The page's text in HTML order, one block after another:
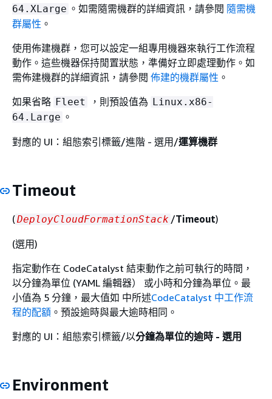
64.XLarge 。如需隨需機群的詳細資訊，請參閱 隨需機
群屬性 。
使用佈建機群，您可以設定一組專用機器來執行工作流程
動作。這些機器保持閒置狀態，準備好立即處理動作。如
需佈建機群的詳細資訊，請參閱 佈建的機群屬性 。
如果省略 Fleet ，則預設值為 Linux.x86-
64.Large 。
對應的 UI：組態索引標籤/進階 - 選用/運算機群
Timeout
(DeployCloudFormationStack /Timeout)
(選用)
指定動作在 CodeCatalyst 結束動作之前可執行的時間，
以分鐘為單位 (YAML 編輯器） 或小時和分鐘為單位。最
小值為 5 分鐘，最大值如 中所述CodeCatalyst 中工作流
程的配額 。預設逾時與最大逾時相同。
對應的 UI：組態索引標籤/以分鐘為單位的逾時 - 選用
Environment